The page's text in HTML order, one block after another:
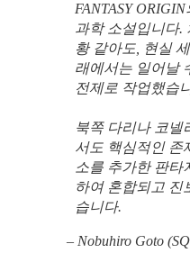
FANTASY
과학 소설입니다.
황 같아도, 현실
래에서는 일어날
전제로 작업했습
북쪽 다리나 코넬
서도 핵심적인 존
소를 추가한 판타
하여 혼합되고 진
습니다.
– Nobuhiro Goto